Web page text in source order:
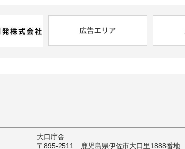
大口庁舎
〒895-2511 鹿児島県伊佐市大口里1888番地